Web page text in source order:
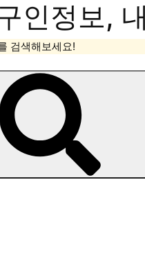
인정보,
검색해보세요!